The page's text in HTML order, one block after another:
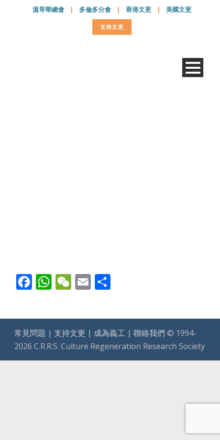
溫哥華總會 | 多倫多分會 | 香港文更 | 美國文更
支持文更
Facebook
WhatsApp
WeChat
Email
常見問題 | 支持文更 | 成為義工 | 聯絡我們 © 1994-
2026 C.R.R.S. Culture Regeneration Research Society